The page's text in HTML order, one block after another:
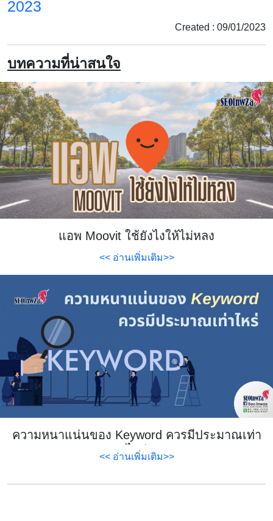
2023
Created : 09/01/2023
บทความที่น่าสนใจ
แอพ Moovit ใช้ยังไงให้ไม่หลง
<< อ่านเพิ่มเติม>>
ความหนาแน่นของ Keyword ควรมีประมาณเท่า
ไหร่
<< อ่านเพิ่มเติม>>